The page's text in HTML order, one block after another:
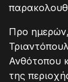
Προ
Ανθότοπου
της